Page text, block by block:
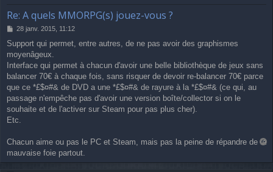
Re: A quels MMORPG(s) jouez-vous ?
M
s
s
a
g
28 janv. 2015, 11:12
Support qui permet, entre autres, de ne pas avoir des graphismes
moyenâgeux.
Interface qui permet à chacun d'avoir une belle bibliothèque de jeux sans
balancer 70€ à chaque fois, sans risquer de devoir re-balancer 70€ parce
que ce *£$¤#& de DVD a une *£$¤#& de rayure à la *£$¤#& (ce qui, au
passage n'empêche pas d'avoir une version boîte/collector si on le
souhaite et de l'activer sur Steam pour pas plus cher).
Etc.
Chacun aime ou pas le PC et Steam, mais pas la peine de répandre de la
mauvaise foie partout.
u